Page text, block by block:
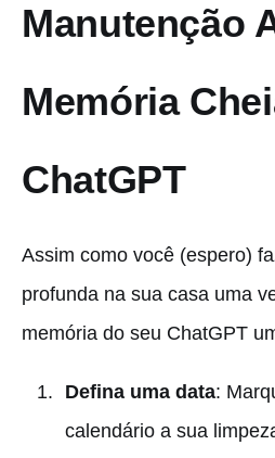
Manutenção
Memória
ChatGPT
Assim como você (espero)
profunda na sua casa uma
memória do seu ChatGPT
Defina uma data:
calendário a sua